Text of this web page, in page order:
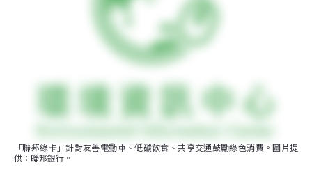
「聯邦綠卡」針對友善電動車、低碳飲食、共享交通鼓勵綠色消費。圖片提
供：聯邦銀行。